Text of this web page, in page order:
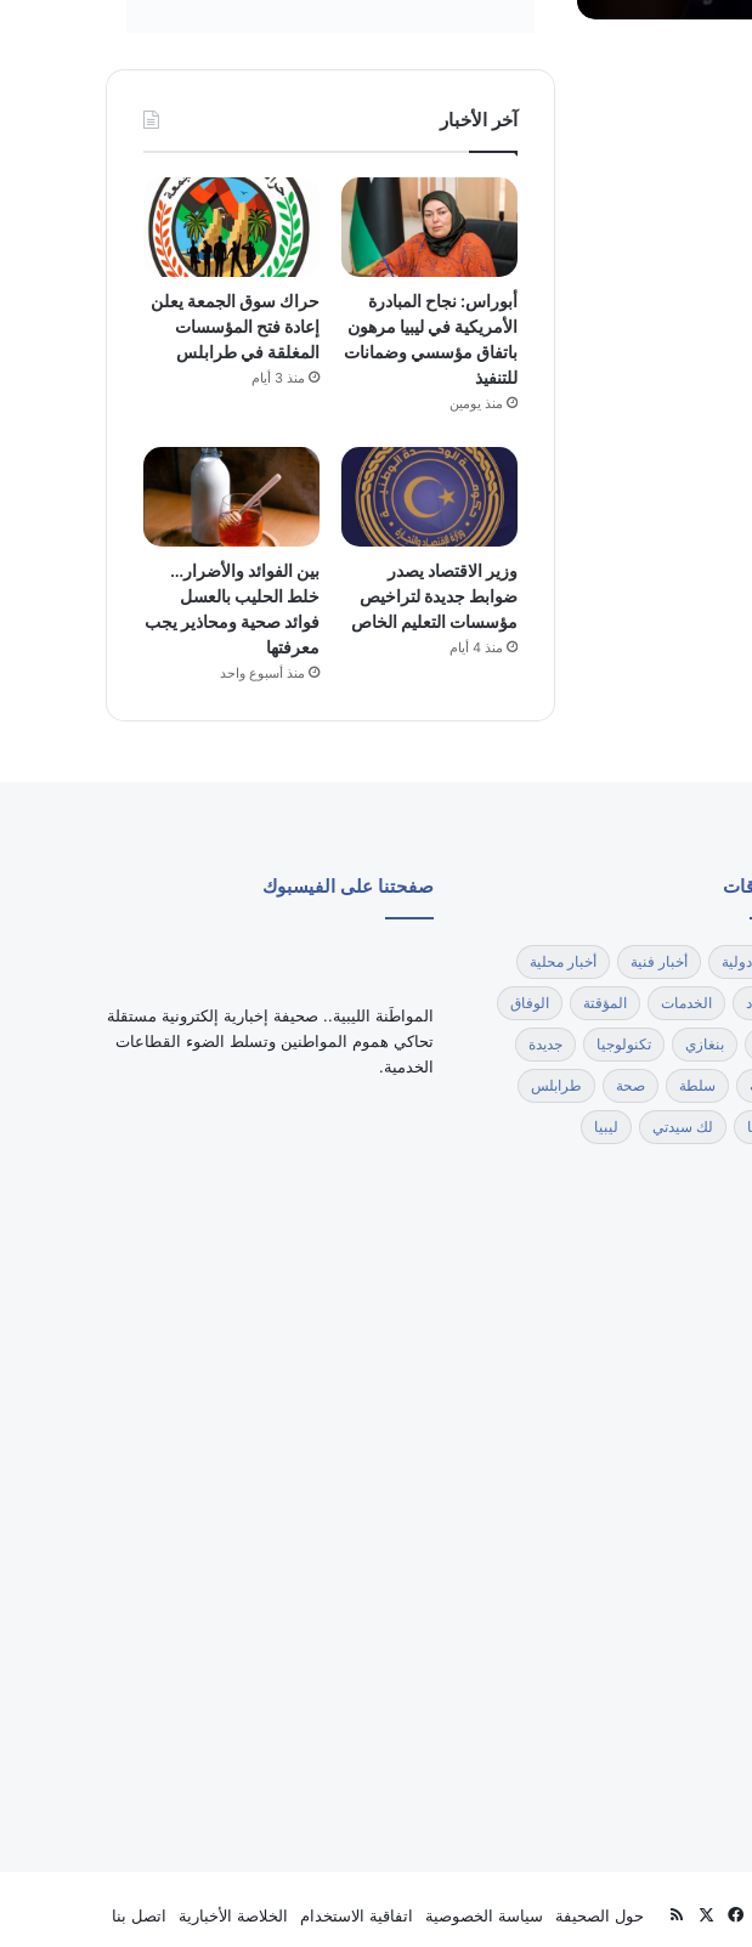
آخر الأخبار
أبوراس: نجاح المبادرة
الأمريكية في ليبيا مرهون
باتفاق مؤسسي وضمانات
للتنفيذ
منذ يومين
حراك سوق الجمعة يعلن
إعادة فتح المؤسسات
المغلقة في طرابلس
منذ 3 أيام
وزير الاقتصاد يصدر
ضوابط جديدة لتراخيص
مؤسسات التعليم الخاص
منذ 4 أيام
بين الفوائد والأضرار…
خلط الحليب بالعسل
فوائد صحية ومحاذير يجب
معرفتها
منذ أسبوع واحد
أخبار فنية أخبار محلية
الخدمات المؤقتة الوفاق
بنغازي تكنولوجيا جديدة
سلطة صحة طرابلس
لك سيدتي ليبيا
صفحتنا على الفيسبوك
‏المواطَنة الليبية.. صحيفة إخبارية إلكترونية مستقلة
تحاكي هموم المواطنين وتسلط الضوء القطاعات
الخدمية.
حول الصحيفة سياسة الخصوصية اتفاقية الاستخدام الخلاصة الأخبارية اتصل بنا فيسبوكملخص